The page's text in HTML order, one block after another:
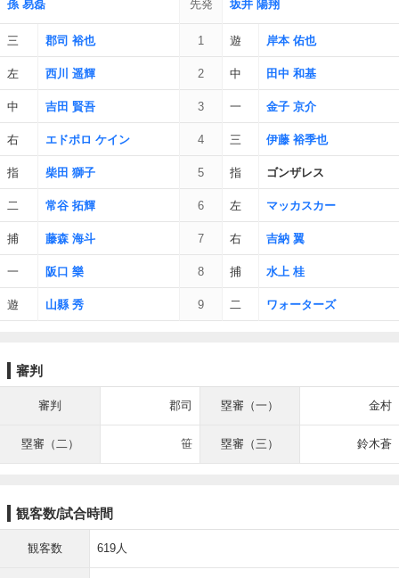
孫 易磊 先発 坂井 陽翔
三 郡司 裕也 1 遊 岸本 佑也
左 西川 遥輝 2 中 田中 和基
中 吉田 賢吾 3 一 金子 京介
右 エドポロ ケイン 4 三 伊藤 裕季也
指 柴田 獅子 5 指 ゴンザレス
二 常谷 拓輝 6 左 マッカスカー
捕 藤森 海斗 7 右 吉納 翼
一 阪口 樂 8 捕 水上 桂
遊 山縣 秀 9 二 ワォーターズ
審判
審判 郡司 塁審（一） 金村
塁審（二） 笹 塁審（三） 鈴木蒼
観客数/試合時間
観客数 619人